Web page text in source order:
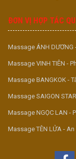
ĐƠN VỊ HỢP TÁC
Massage ÁNH DƯƠNG
Massage VINH TIÊN -
Massage BANGKOK -
Massage SAIGON
Massage NGỌC LAN -
Massage TÊN LỬA - An